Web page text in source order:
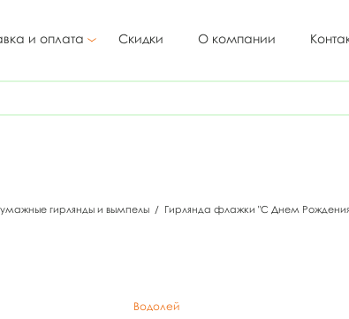
и оплата Скидки О компании
гирлянды и вымпелы / Гирлянда флажки "С Днем
Водолей